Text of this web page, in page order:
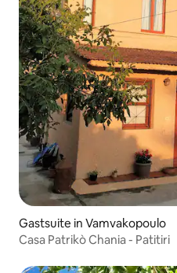
Gastsuite in Vamvakopoulo
Casa Patrikò Chania - Patitiri